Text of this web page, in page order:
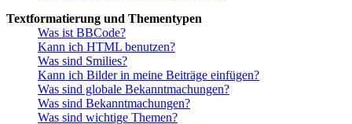
Textformatierung und Thementypen
Was ist BBCode?
Kann ich HTML benutzen?
Was sind Smilies?
Kann ich Bilder in meine Beiträge einfügen?
Was sind globale Bekanntmachungen?
Was sind Bekanntmachungen?
Was sind wichtige Themen?